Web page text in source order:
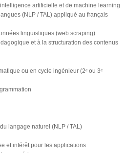
artificielle et de machine learning
(NLP / TAL) appliqué au français
linguistiques (web scraping)
et à la structuration des contenus
ou en cycle ingénieur (2ᵉ ou 3ᵉ
langage naturel (NLP / TAL)
et intérêt pour les applications